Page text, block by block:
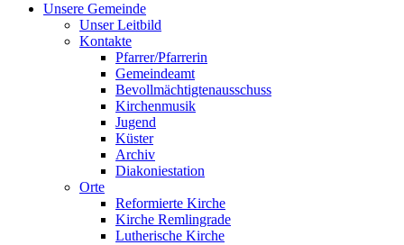
Unsere Gemeinde
Unser Leitbild
Kontakte
Pfarrer/Pfarrerin
Gemeindeamt
Bevollmächtigtenausschuss
Kirchenmusik
Jugend
Küster
Archiv
Diakoniestation
Orte
Reformierte Kirche
Kirche Remlingrade
Lutherische Kirche